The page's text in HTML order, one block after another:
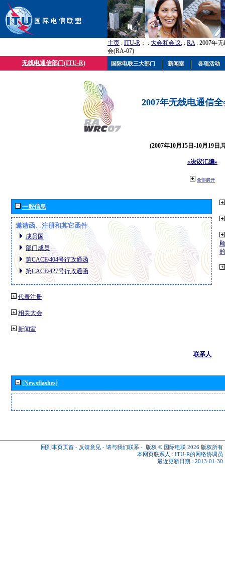
主页 : ITU-R ； : 大会和会议; : RA: 2007年
会(RA-07)
无线电通信部门(ITU-R)
2007年无线电通信
(2007年10月15日-10月19日,
«决议汇编»
全部展开
一般信息
邀请函、注册和其它函件
成员国
部门成员
第CACE/404号行政通函
第CACE/427号行政通函
代表注册
相关大会
新闻室
联系人
[Newsflashes]
回到本页页首 - 反馈意见 - 请与我们联系 - 版权 © 国际电联 2026 版权所有
本网页联系人 : ITU-R的网络协调员
最近更新日期 : 2013-01-30
国际电联三大部门 新闻室 各项活动